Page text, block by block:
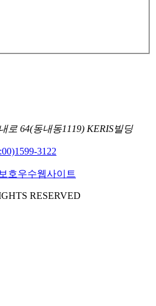
로 64(동내동1119) KERIS빌딩
1599-3122
RESERVED